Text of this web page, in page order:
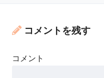
コメントを残す
コメント